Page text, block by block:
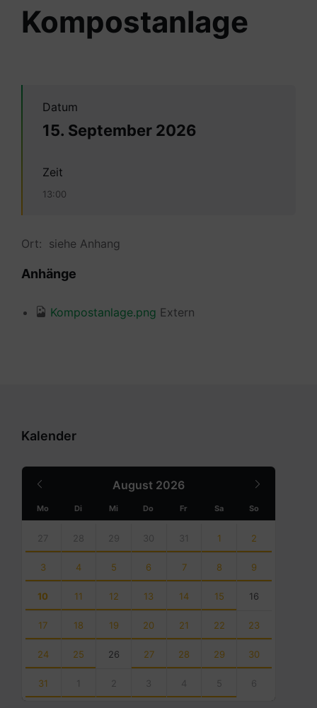
Kompostanlage
Datum
15. September 2026
Zeit
13:00
Ort: siehe Anhang
Anhänge
Kompostanlage.png Extern
Kalender
August 2026
Month
Mo Di Mi Do Fr Sa So
calendar
days
27 28 29 30 31 1 2
3 4 5 6 7 8 9
10 11 12 13 14 15 16
17 18 19 20 21 22 23
24 25 26 27 28 29 30
31 1 2 3 4 5 6